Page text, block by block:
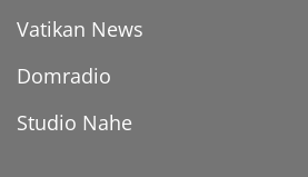
Vatikan News
Domradio
Studio Nahe